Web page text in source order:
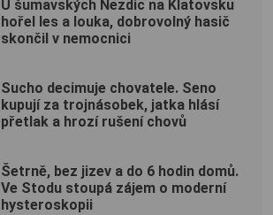
U šumavských Nezdic na Klatovsku
hořel les a louka, dobrovolný hasič
skončil v nemocnici
Sucho decimuje chovatele. Seno
kupují za trojnásobek, jatka hlásí
přetlak a hrozí rušení chovů
Šetrně, bez jizev a do 6 hodin domů.
Ve Stodu stoupá zájem o moderní
hysteroskopii